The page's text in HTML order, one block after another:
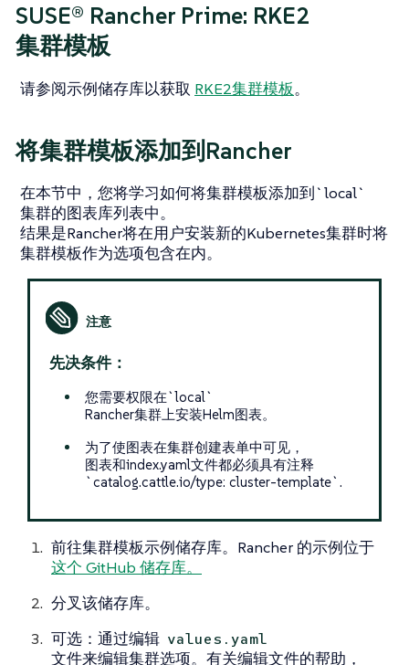
SUSE® Rancher Prime: RKE2
集群模板
请参阅示例储存库以获取 RKE2集群模板。
将集群模板添加到Rancher
在本节中，您将学习如何将集群模板添加到`local`
集群的图表库列表中。
结果是Rancher将在用户安装新的Kubernetes集群时将
集群模板作为选项包含在内。
先决条件：
您需要权限在`local`
Rancher集群上安装Helm图表。
为了使图表在集群创建表单中可见，
图表和index.yaml文件都必须具有注释
`catalog.cattle.io/type: cluster-template`.
前往集群模板示例储存库。Rancher 的示例位于
这个 GitHub 储存库。
分叉该储存库。
可选：通过编辑 values.yaml
文件来编辑集群选项。有关编辑文件的帮助，